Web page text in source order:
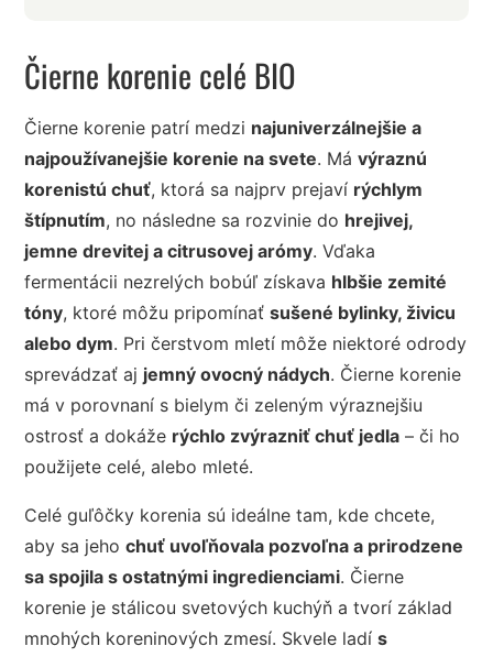
Čierne korenie celé BIO
Čierne korenie patrí medzi najuniverzálnejšie a
najpoužívanejšie korenie na svete. Mávýraznú
korenistú chuť, ktorá sa najprv prejaví rýchlym
štípnutím, no následne sa rozvinie do hrejivej,
jemne drevitej a citrusovej arómy. Vďaka
fermentácii nezrelých bobúľ získava hlbšie zemité
tóny, ktoré môžu pripomínaťsušené bylinky, živicu
alebo dym. Pri čerstvom mletí môže niektoré odrody
sprevádzať aj jemný ovocný nádych. Čierne korenie
má v porovnaní s bielym či zeleným výraznejšiu
ostrosť a dokáže rýchlo zvýrazniť chuť jedla – či ho
použijete celé, alebo mleté.
Celé guľôčky korenia sú ideálne tam, kde chcete,
aby sa jehochuť uvoľňovala pozvoľna a prirodzene
sa spojila s ostatnými ingredienciami. Čierne
korenie je stálicou svetových kuchýň a tvorí základ
mnohých koreninových zmesí. Skvele ladís